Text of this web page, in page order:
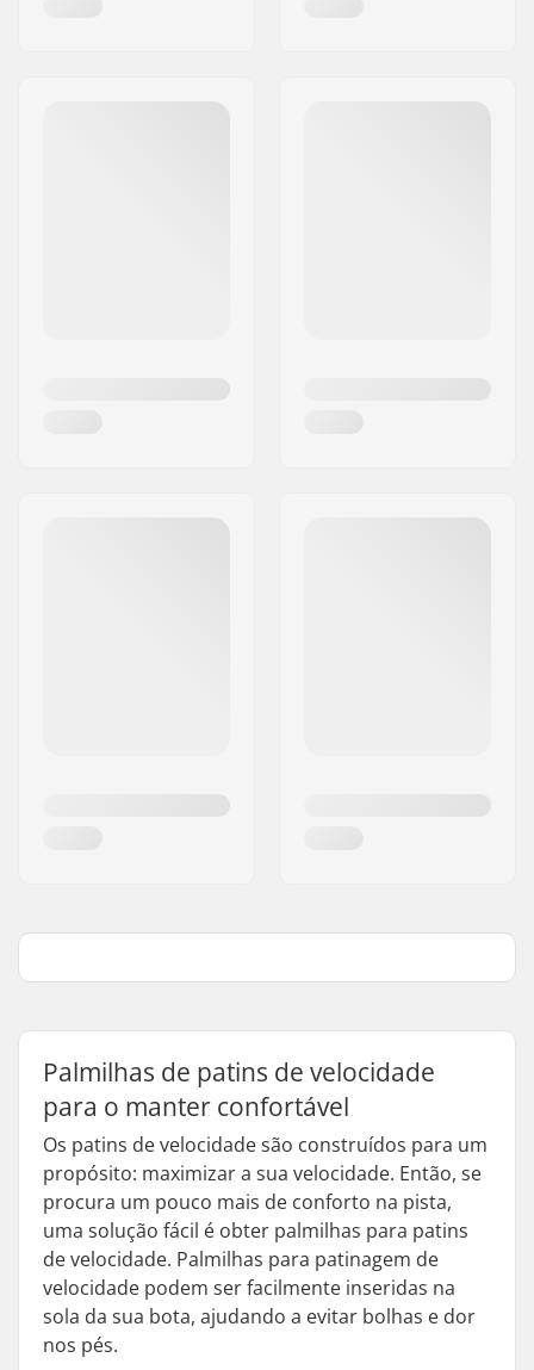
Palmilhas de patins de velocidade
para o manter confortável
Os patins de velocidade são construídos para um
propósito: maximizar a sua velocidade. Então, se
procura um pouco mais de conforto na pista,
uma solução fácil é obter palmilhas para patins
de velocidade. Palmilhas para patinagem de
velocidade podem ser facilmente inseridas na
sola da sua bota, ajudando a evitar bolhas e dor
nos pés.